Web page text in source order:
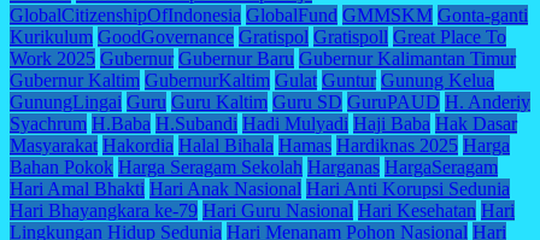
GlobalCitizenshipOfIndonesia GlobalFund GMMSKM Gonta-ganti
Kurikulum GoodGovernance Gratispol Gratispoll Great Place To
Work 2025 Gubernur Gubernur Baru Gubernur Kalimantan Timur
Gubernur Kaltim GubernurKaltim Gulat Guntur Gunung Kelua
GunungLingai Guru Guru Kaltim Guru SD GuruPAUD H. Anderiy
Syachrum H.Baba H.Subandi Hadi Mulyadi Haji Baba Hak Dasar
Masyarakat Hakordia Halal Bihala Hamas Hardiknas 2025 Harga
Bahan Pokok Harga Seragam Sekolah Harganas HargaSeragam
Hari Amal Bhakti Hari Anak Nasional Hari Anti Korupsi Sedunia
Hari Bhayangkara ke-79 Hari Guru Nasional Hari Kesehatan Hari
Lingkungan Hidup Sedunia Hari Menanam Pohon Nasional Hari